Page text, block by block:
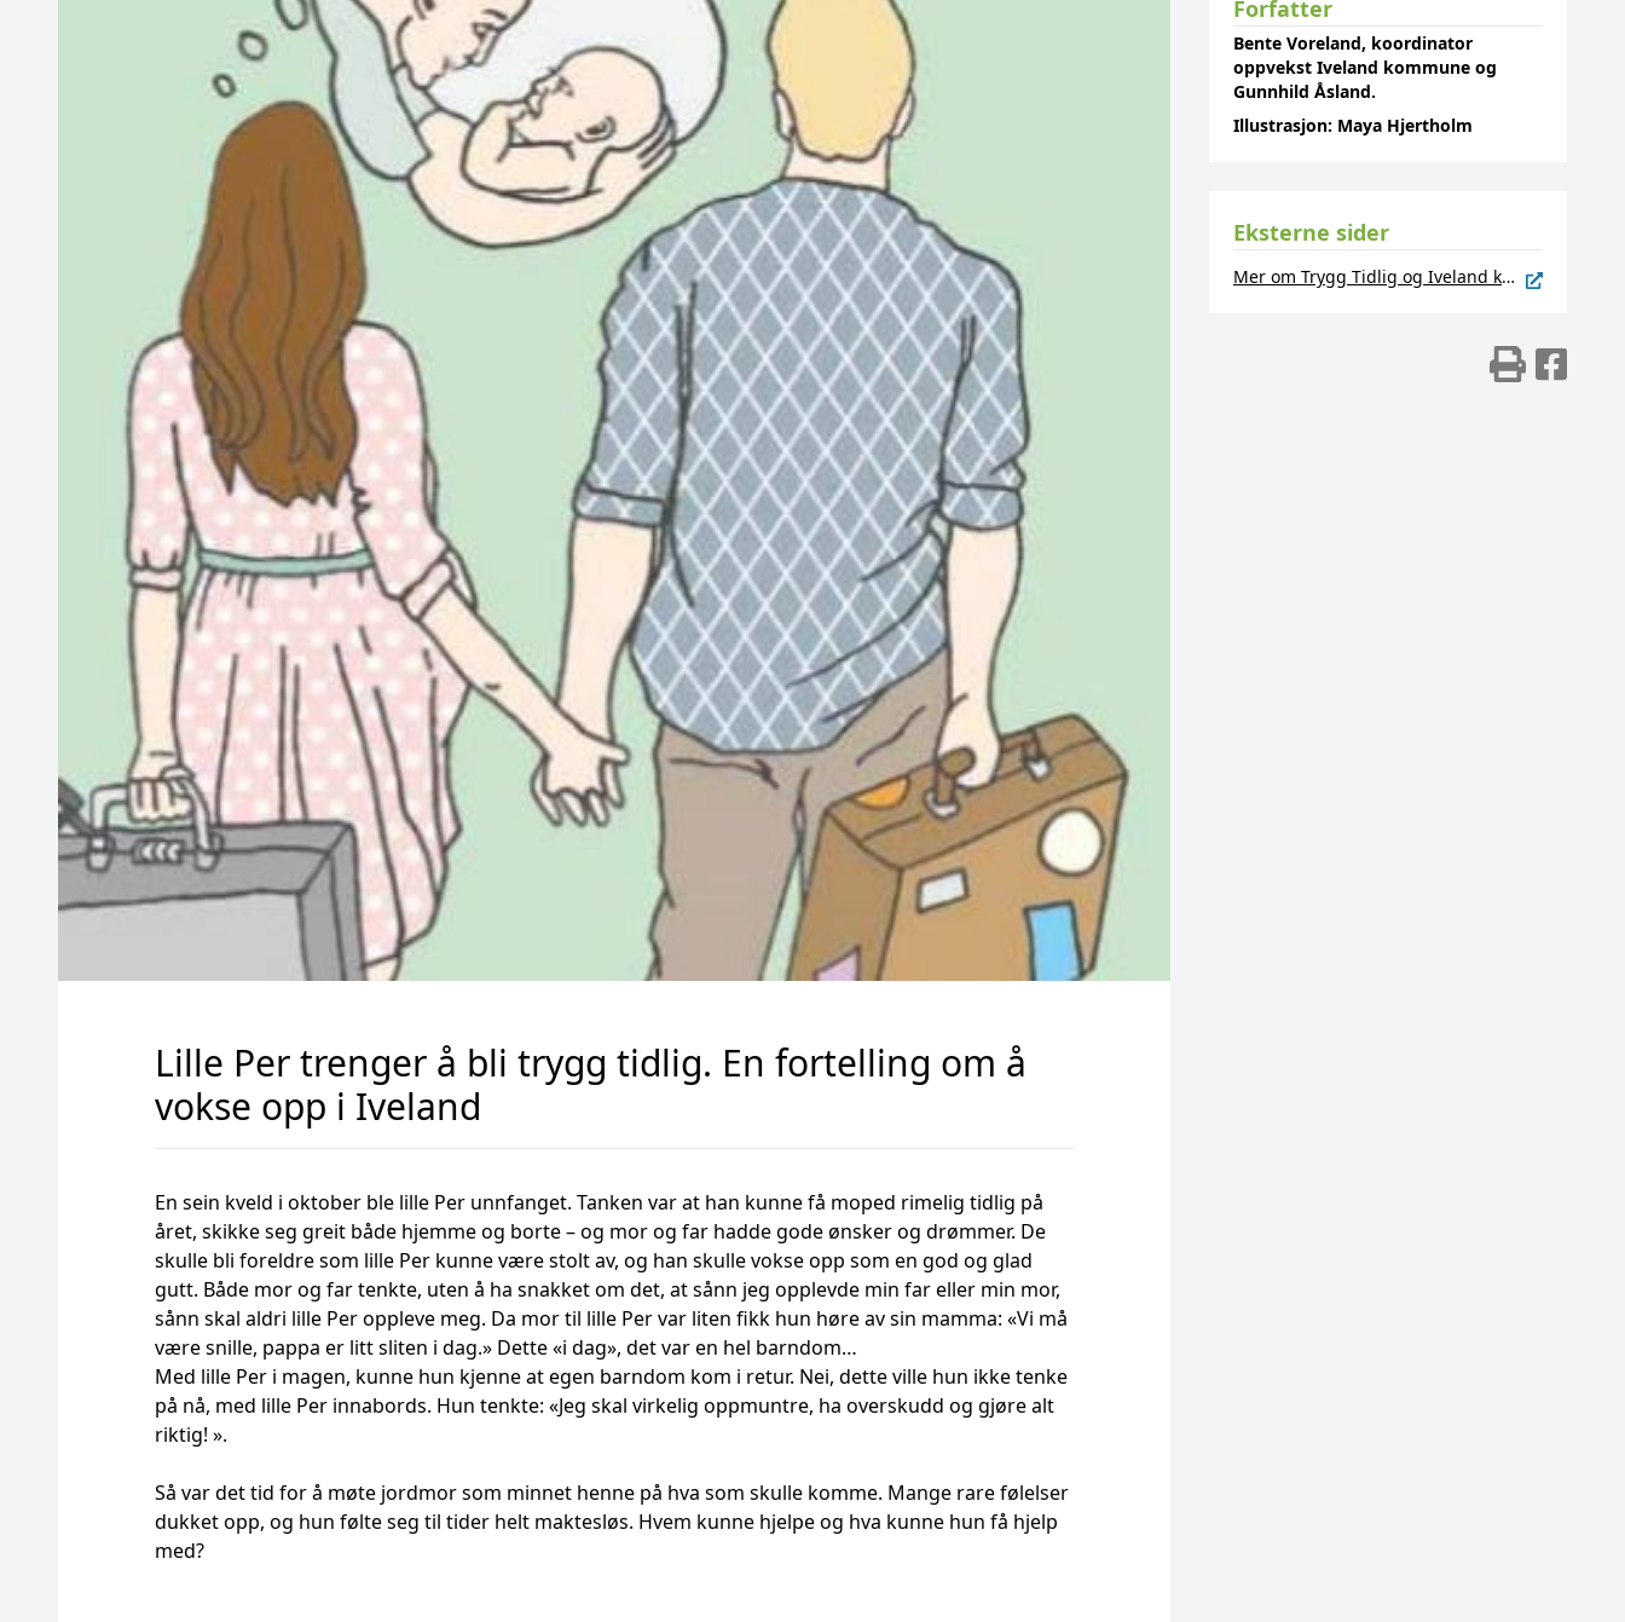
Lille Per trenger å bli trygg tidlig. En fortelling om å
vokse opp i Iveland
En sein kveld i oktober ble lille Per unnfanget. Tanken var at han kunne få moped rimelig tidlig på
året, skikke seg greit både hjemme og borte – og mor og far hadde gode ønsker og drømmer. De
skulle bli foreldre som lille Per kunne være stolt av, og han skulle vokse opp som en god og glad
gutt. Både mor og far tenkte, uten å ha snakket om det, at sånn jeg opplevde min far eller min mor,
sånn skal aldri lille Per oppleve meg. Da mor til lille Per var liten fikk hun høre av sin mamma: «Vi må
være snille, pappa er litt sliten i dag.» Dette «i dag», det var en hel barndom…
Med lille Per i magen, kunne hun kjenne at egen barndom kom i retur. Nei, dette ville hun ikke tenke
på nå, med lille Per innabords. Hun tenkte: «Jeg skal virkelig oppmuntre, ha overskudd og gjøre alt
riktig! ».
Så var det tid for å møte jordmor som minnet henne på hva som skulle komme. Mange rare følelser
dukket opp, og hun følte seg til tider helt maktesløs. Hvem kunne hjelpe og hva kunne hun få hjelp
med?
Forfatter
Bente Voreland, koordinator
oppvekst Iveland kommune og
Gunnhild Åsland.
Illustrasjon: Maya Hjertholm
Eksterne sider
Mer om Trygg Tidlig og Iveland kommune